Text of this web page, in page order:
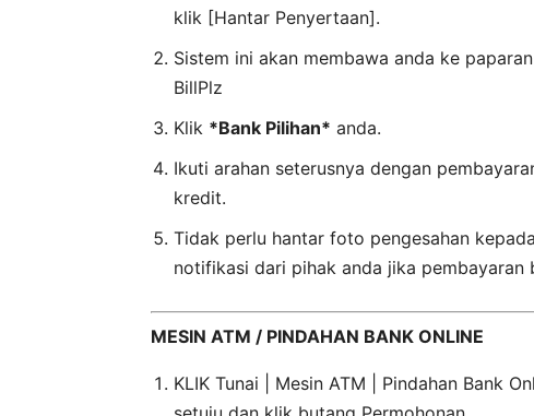
klik [Hantar Penyertaan].
Sistem ini akan membawa anda ke
BillPlz
Klik *Bank Pilihan* anda.
Ikuti arahan seterusnya dengan
kredit.
Tidak perlu hantar foto pengesahan
notifikasi dari pihak anda jika pembayaran
MESIN ATM / PINDAHAN BANK ONLINE
KLIK Tunai | Mesin ATM | Pindahan Bank